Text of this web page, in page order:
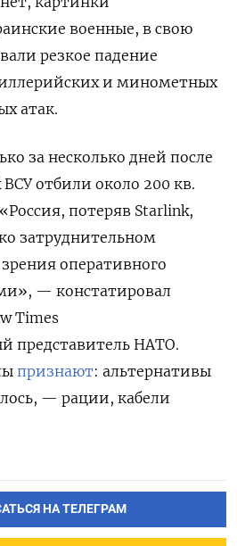
военные, в свою
резкое падение
и минометных
атак.
за несколько дней после
отбили около 200 кв.
потеряв Starlink,
затруднительном
оперативного
— констатировал
Times
представитель НАТО.
признают: альтернативы
— рации, кабели
НА ТЕЛЕГРАМ